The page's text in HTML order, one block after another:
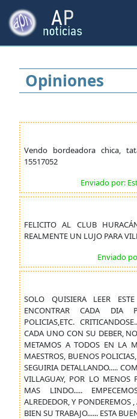
Opiniones
Vendo bordeadora chica,
15517052
Enviado por:
FELICITO AL CLUB
REALMENTE UN LUJO PARA
Enviado
SOLO QUISIERA LEER
ENCONTRAR CADA DIA
POLICIAS,ETC.
CADA UNO CON SU DEBER,
METAMOS A TODOS EN LA
MAESTROS, BUENOS
SEGUIRIA DETALLANDO.....
VILLAGUAY, POR LO MENOS
MAS LINDO.....
ALREDEDOR, Y PONDEREMOS
BIEN SU TRABAJO...... ESTA